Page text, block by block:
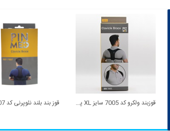
قوزبند ولکرو کد 7005 سایز XL پین مد